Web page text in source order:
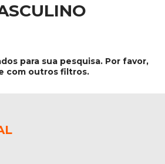
para sua pesquisa. Por favor,
com outros filtros.